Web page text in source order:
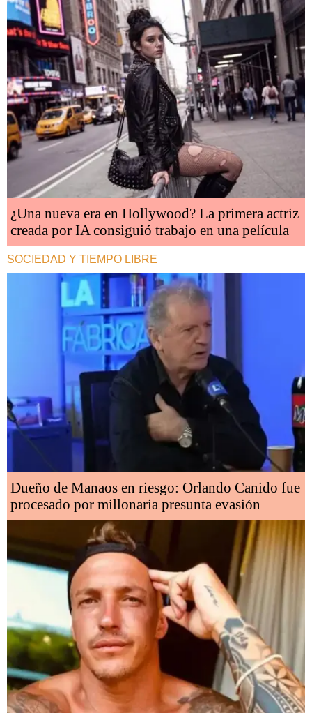
¿Una nueva era en Hollywood? La primera actriz
creada por IA consiguió trabajo en una película
SOCIEDAD Y TIEMPO LIBRE
Dueño de Manaos en riesgo: Orlando Canido fue
procesado por millonaria presunta evasión